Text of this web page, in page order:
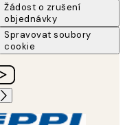
Žádost o zrušení
objednávky
Spravovat soubory
cookie